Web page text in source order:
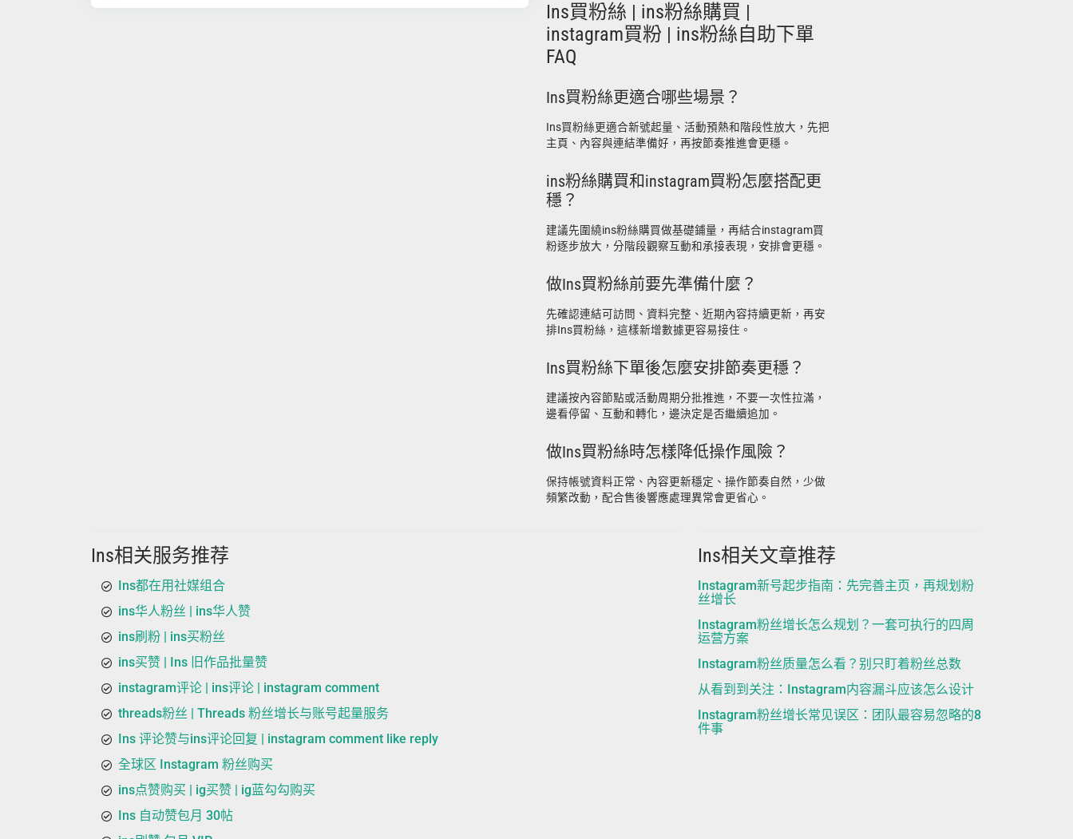
Ins買粉絲 | ins粉絲購買 |
instagram買粉 | ins粉絲自助下單
FAQ
Ins買粉絲更適合哪些場景？
Ins買粉絲更適合新號起量、活動預熱和階段性放大，先把
主頁、內容與連結準備好，再按節奏推進會更穩。
ins粉絲購買和instagram買粉怎麼搭配更
穩？
建議先圍繞ins粉絲購買做基礎鋪量，再結合instagram買
粉逐步放大，分階段觀察互動和承接表現，安排會更穩。
做Ins買粉絲前要先準備什麼？
先確認連結可訪問、資料完整、近期內容持續更新，再安
排Ins買粉絲，這樣新增數據更容易接住。
Ins買粉絲下單後怎麼安排節奏更穩？
建議按內容節點或活動周期分批推進，不要一次性拉滿，
邊看停留、互動和轉化，邊決定是否繼續追加。
做Ins買粉絲時怎樣降低操作風險？
保持帳號資料正常、內容更新穩定、操作節奏自然，少做
頻繁改動，配合售後響應處理異常會更省心。
Ins相关服务推荐
Ins都在用社媒组合
ins华人粉丝 | ins华人赞
ins刷粉 | ins买粉丝
ins买赞 | Ins 旧作品批量赞
instagram评论 | ins评论 | instagram comment
threads粉丝 | Threads 粉丝增长与账号起量服务
Ins 评论赞与ins评论回复 | instagram comment like reply
全球区 Instagram 粉丝购买
ins点赞购买 | ig买赞 | ig蓝勾勾购买
Ins 自动赞包月 30帖
Ins相关文章推荐
Instagram新号起步指南：先完善主页，再规划粉
丝增长
Instagram粉丝增长怎么规划？一套可执行的四周
运营方案
Instagram粉丝质量怎么看？别只盯着粉丝总数
从看到到关注：Instagram内容漏斗应该怎么设计
Instagram粉丝增长常见误区：团队最容易忽略的8
件事